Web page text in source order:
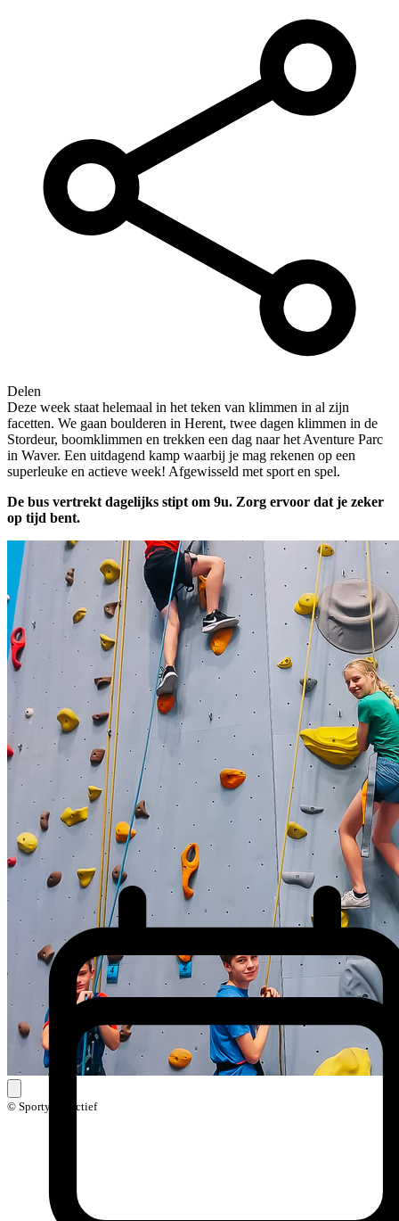
Delen
Deze week staat helemaal in het teken van klimmen in al zijn
facetten. We gaan boulderen in Herent, twee dagen klimmen in de
Stordeur, boomklimmen en trekken een dag naar het Aventure Parc
in Waver. Een uitdagend kamp waarbij je mag rekenen op een
superleuke en actieve week! Afgewisseld met sport en spel.
De bus vertrekt dagelijks stipt om 9u. Zorg ervoor dat je zeker
op tijd bent.
© Sporty Creactief